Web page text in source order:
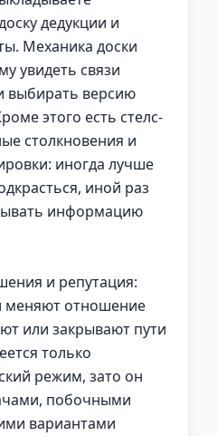
дедукции и
Механика доски
увидеть связи
выбирать версию
этого есть стелс-
столкновения и
иногда лучше
иной раз
информацию
и репутация:
меняют отношение
или закрывают пути
только
режим, зато он
побочными
вариантами